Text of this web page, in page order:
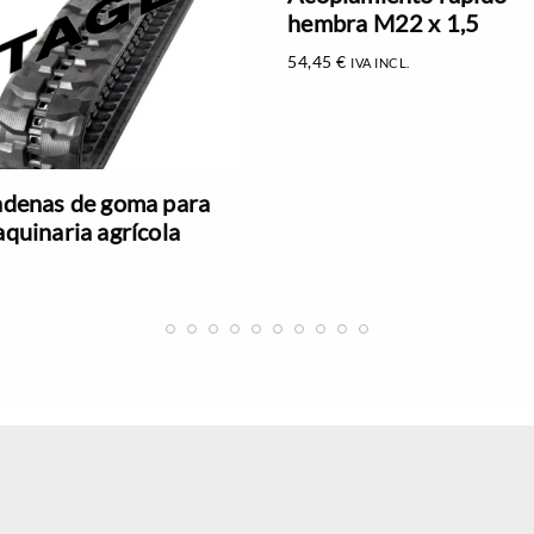
de goma para
agrícola
hembra M22 x 1,5
54,45€ IVA INCL.